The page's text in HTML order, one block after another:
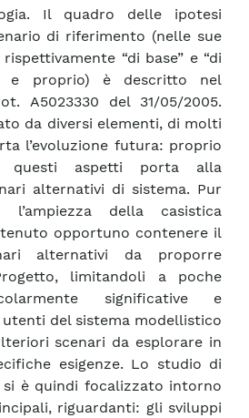
Il quadro delle ipotesi
di riferimento (nelle sue
“di base” e “di
e proprio) è descritto nel
A5023330 del 31/05/2005.
da diversi elementi, di molti
l’evoluzione futura: proprio
questi aspetti porta alla
alternativi di sistema. Pur
l’ampiezza della casistica
opportuno contenere il
alternativi da proporre
limitandoli a poche
significative e
del sistema modellistico
scenari da esplorare in
esigenze. Lo studio di
è quindi focalizzato intorno
riguardanti: gli sviluppi